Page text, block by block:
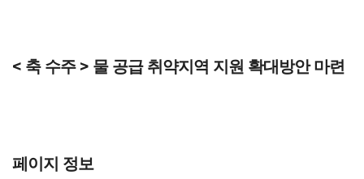
< 축 수주 > 물 공급 취약지역 지원 확대방안 마련
페이지 정보